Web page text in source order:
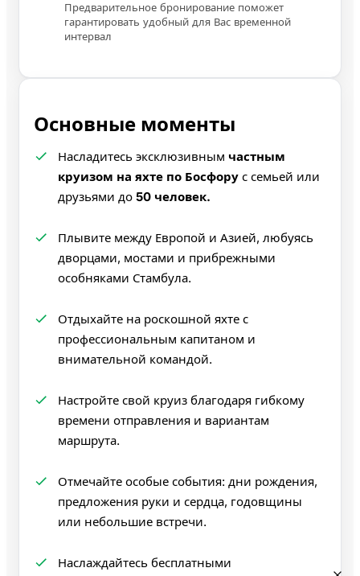
Предварительное бронирование поможет
гарантировать удобный для Вас временной
интервал
Основные моменты
Насладитесь эксклюзивным частным
круизом на яхте по Босфору с семьей или
друзьями до 50 человек.
Плывите между Европой и Азией, любуясь
дворцами, мостами и прибрежными
особняками Стамбула.
Отдыхайте на роскошной яхте с
профессиональным капитаном и
внимательной командой.
Настройте свой круиз благодаря гибкому
времени отправления и вариантам
маршрута.
Отмечайте особые события: дни рождения,
предложения руки и сердца, годовщины
или небольшие встречи.
Наслаждайтесь бесплатными